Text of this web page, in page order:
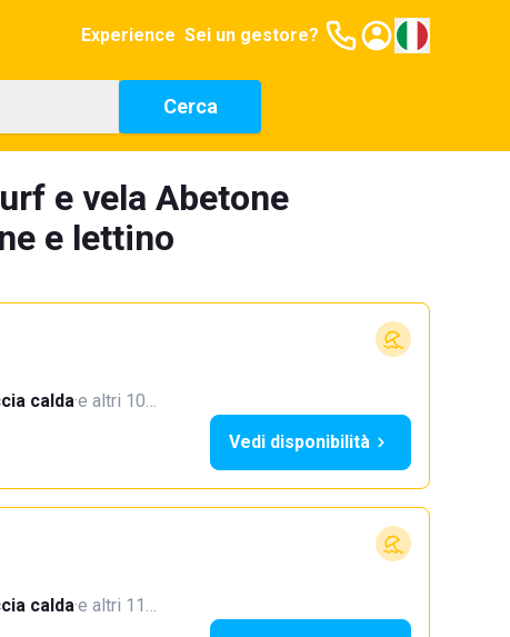
Experience Sei un gestore?
Cerca
e vela Abetone
e lettino
calda·e altri 10…
Vedi disponibilità
calda·e altri 11…